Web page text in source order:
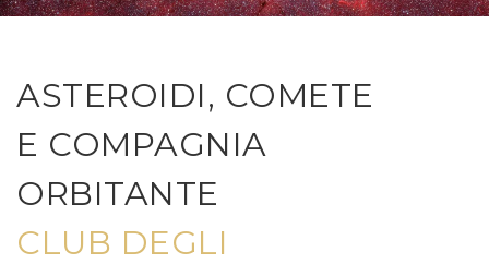
ASTEROIDI, COMETE
E COMPAGNIA
ORBITANTE
CLUB DEGLI